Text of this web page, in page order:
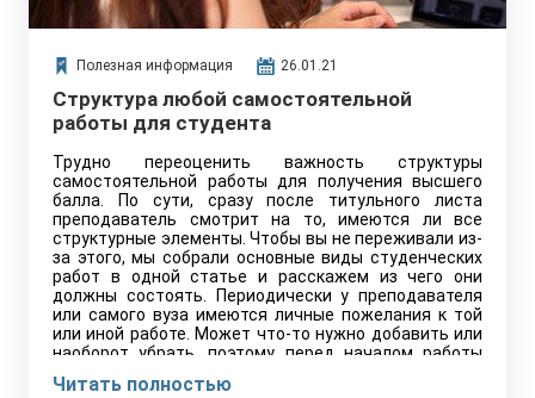
Полезная информация 26.01.21
Структура любой самостоятельной
работы для студента
Трудно переоценить важность структуры
самостоятельной работы для получения высшего
балла. По сути, сразу после титульного листа
преподаватель смотрит на то, имеются ли все
структурные элементы. Чтобы вы не переживали из-
за этого, мы собрали основные виды студенческих
работ в одной статье и расскажем из чего они
должны состоять. Периодически у преподавателя
или самого вуза имеются личные пожелания к той
или иной работе. Может что-то нужно добавить или
наоборот убрать, поэтому перед началом работы
Читать полностью